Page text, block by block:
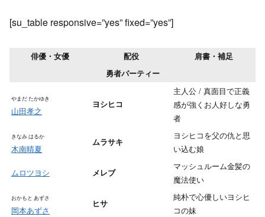
[su_table responsive=”yes” fixed=”yes”]
俳優・女優 配役
肩書・補足
勇者パーティー
やまだ たかゆき
山田孝之
ヨシヒコ
主人公 / 真面目で正義
感が強くお人好しな勇
者
きなみ はるか
木南晴夏
ムラサキ
ヨシヒコを父の仇と思
い込む娘
ムロツヨシ メレブ
マッシュルーム金髪の
魔法使い
おかもと あずさ
岡本あずさ
ヒサ
純朴で心優しいヨシヒ
コの妹